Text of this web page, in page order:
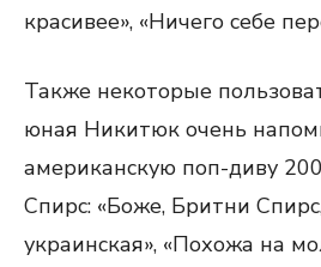
красивее», «Ничего себе
Также некоторые
юная Никитюк очень
американскую поп-диву
Спирс: «Боже, Бритни
украинская», «Похожа на